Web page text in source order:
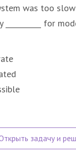
was too
for